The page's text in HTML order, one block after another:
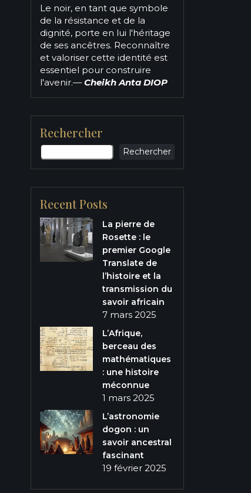
Le noir, en tant que symbole
de la résistance et de la
dignité, porte en lui l'héritage
de ses ancêtres. Reconnaître
et valoriser cette identité est
essentiel pour construire
l'avenir.— Cheikh Anta DIOP
Rechercher
Rechercher
Recent Posts
La pierre de
Rosette : le
premier Google
Translate de
l’histoire et la
transmission du
savoir africain
7 mars 2025
L’Afrique,
berceau des
mathématiques
: une histoire
méconnue
1 mars 2025
L’astronomie
dogon : un
savoir ancestral
fascinant
19 février 2025